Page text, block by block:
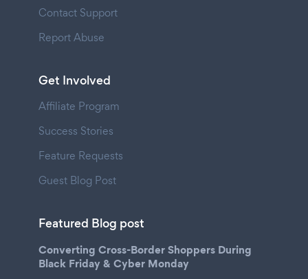
Contact Support
Report Abuse
Get Involved
Affiliate Program
Success Stories
Feature Requests
Guest Blog Post
Featured Blog post
Converting Cross-Border Shoppers During
Black Friday & Cyber Monday